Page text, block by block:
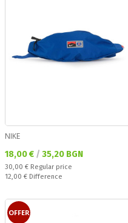
NIKE
Текуща цена:
18,00 € / 35,20 BGN
Regular price:
30,00 € Regular price
Спестявате:
12,00 € Difference
OFFER